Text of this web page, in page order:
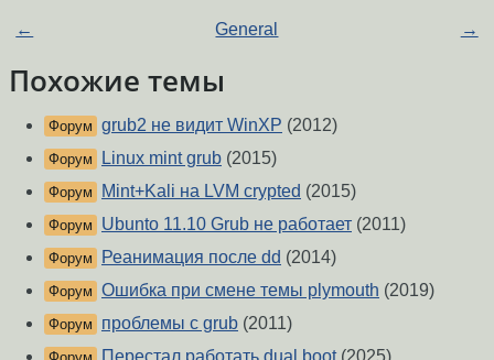
← General →
Похожие темы
Форум grub2 не видит WinXP (2012)
Форум Linux mint grub (2015)
Форум Mint+Kali на LVM crypted (2015)
Форум Ubunto 11.10 Grub не работает (2011)
Форум Реанимация после dd (2014)
Форум Ошибка при смене темы plymouth (2019)
Форум проблемы с grub (2011)
Перестал работать dual boot(2025)